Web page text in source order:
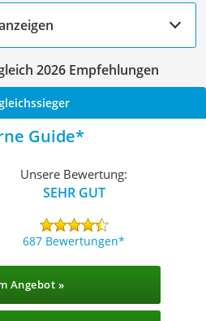
2026 Empfehlungen
Guide
Unsere Bewertung:
SEHR GUT
687 Bewertungen
Angebot »